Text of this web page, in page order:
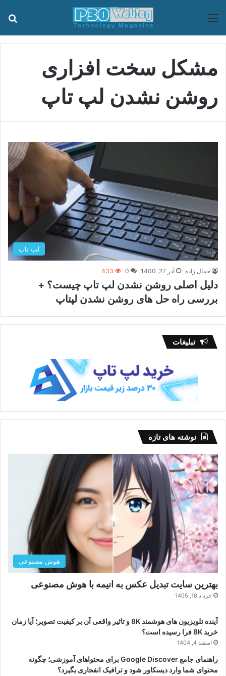
منو
مشکل سخت افزاری
روشن نشدن لپ تاپ
لپ تاپ
جمال زاده آذر 27, 1400 0
433
دلیل اصلی روشن نشدن لپ تاپ چیست؟ +
بررسی راه حل های روشن نشدن لپتاپ
تبلیغات
نوشته های تازه
هوش مصنوعی
بهترین سایت تبدیل عکس به انیمه با هوش مصنوعی
خرداد 18, 1405
آینده تلویزیون های هوشمند 8K و تاثیر واقعی آن بر کیفیت تصویر؛ آیا زمان
خرید 8K فرا رسیده است؟
اسفند 4, 1404
راهنمای جامع Google Discover برای محتواهای آموزشی؛ چگونه
محتوای شما وارد دیسکاور شود و ترافیک انفجاری بگیرد؟